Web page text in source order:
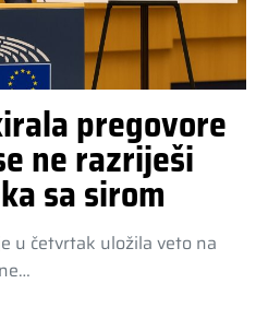
pregovore
ne razriješi
sa sirom
u četvrtak uložila veto na